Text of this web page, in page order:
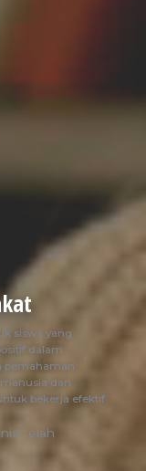
siswa yang
dalam
pemahaman
dan
bekerja efektif
telah